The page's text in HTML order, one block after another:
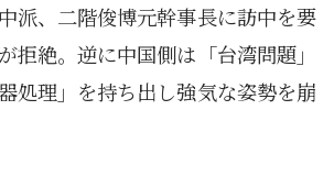
派、二階俊博元幹事長に訪中を要
拒絶。逆に中国側は「台湾問題」
処理」を持ち出し強気な姿勢を崩